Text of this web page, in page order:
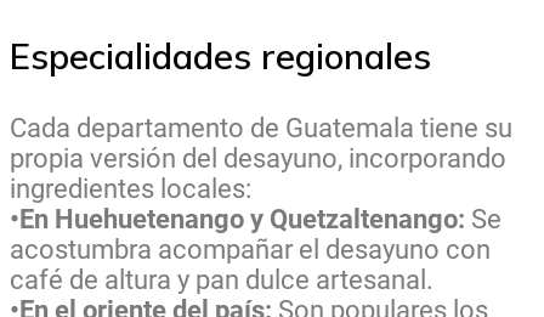
Especialidades regionales
Cada departamento de Guatemala tiene su
propia versión del desayuno, incorporando
ingredientes locales:
•En Huehuetenango y Quetzaltenango: Se
acostumbra acompañar el desayuno con
café de altura y pan dulce artesanal.
•En el oriente del país: Son populares los